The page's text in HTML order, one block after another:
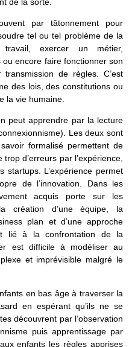
par tâtonnement pour
tel ou tel problème de la
exercer un métier,
encore faire fonctionner son
de règles. C’est
des lois, des constitutions ou
la vie humaine.
peut apprendre par la lecture
Les deux sont
formalisé permettent de
d’erreurs par l’expérience,
L’expérience permet
de l’innovation. Dans les
acquis porte sur les
création d’une équipe, la
plan et d’une approche
lié à la confrontation de la
est difficile à modéliser au
et imprévisible malgré le
en bas âge à traverser la
en espérant qu’ils ne se
découvrent par l’observation
puis apprentissage par
enfants les règles apprises